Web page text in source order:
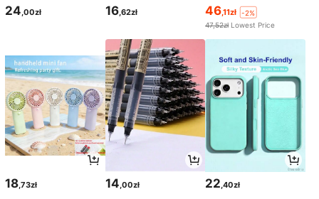
24 ,00zł 16,62zł 46,11zł
-2%
47,52zł Lowest Price
18,73zł 14,00zł 22,40zł